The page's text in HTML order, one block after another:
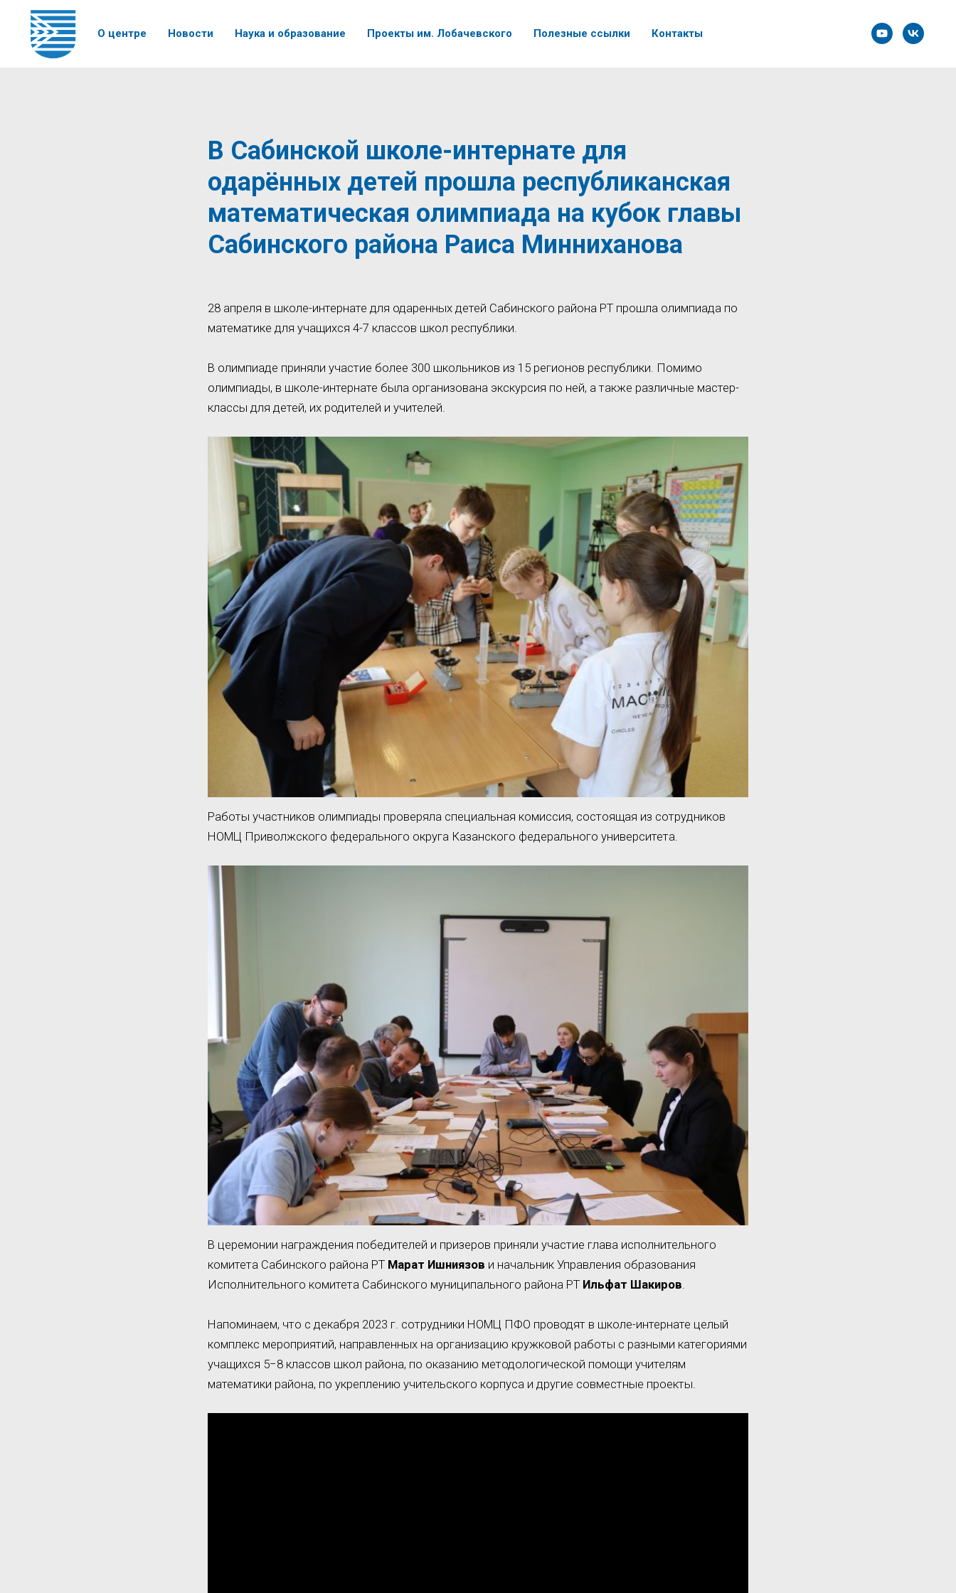
О центре Новости Наука и образование Проекты им. Лобачевского Полезные ссылки Контакты
В Сабинской школе-интернате для
одарённых детей прошла республиканская
математическая олимпиада на кубок главы
Сабинского района Раиса Минниханова
28 апреля в школе-интернате для одаренных детей Сабинского района РТ прошла олимпиада по
математике для учащихся 4-7 классов школ республики.
В олимпиаде приняли участие более 300 школьников из 15 регионов республики. Помимо
олимпиады, в школе-интернате была организована экскурсия по ней, а также различные мастер-
классы для детей, их родителей и учителей.
Работы участников олимпиады проверяла специальная комиссия, состоящая из сотрудников
НОМЦ Приволжского федерального округа Казанского федерального университета.
В церемонии награждения победителей и призеров приняли участие глава исполнительного
комитета Сабинского района РТ Марат Ишниязов и начальник Управления образования
Исполнительного комитета Сабинского муниципального района РТ Ильфат Шакиров.
Напоминаем, что с декабря 2023 г. сотрудники НОМЦ ПФО проводят в школе-интернате целый
комплекс мероприятий, направленных на организацию кружковой работы с разными категориями
учащихся 5−8 классов школ района, по оказанию методологической помощи учителям
математики района, по укреплению учительского корпуса и другие совместные проекты.